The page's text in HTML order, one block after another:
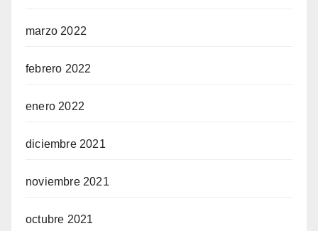
marzo 2022
febrero 2022
enero 2022
diciembre 2021
noviembre 2021
octubre 2021